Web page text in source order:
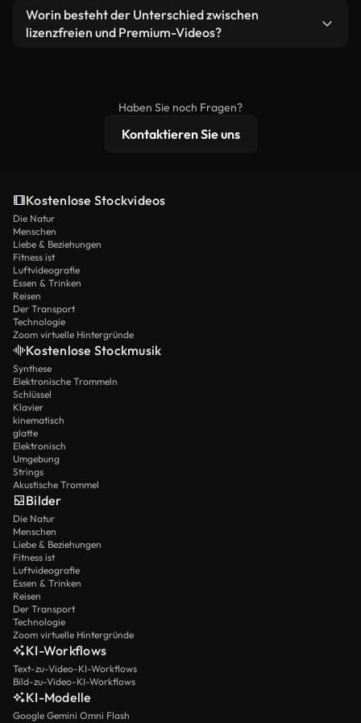
weiterverbreiten.
Videomaterial.
Ja. Sie dürfen unsere Videos gerne kürzen,
bearbeiten oder neu zusammenstellen. Achten Sie
Worin besteht der Unterschied zwischen
lizenzfreien und Premium-Videos?
erweiterten Lizenzschutz bieten.
Haben Sie noch Fragen?
Kontaktieren Sie uns
Kostenlose Stockvideos
Die Natur
Menschen
Liebe & Beziehungen
Fitness ist
Luftvideografie
Essen & Trinken
Reisen
Der Transport
Technologie
Zoom virtuelle Hintergründe
Kostenlose Stockmusik
Synthese
Elektronische Trommeln
Schlüssel
Klavier
kinematisch
glatte
Elektronisch
Umgebung
Strings
Akustische Trommel
Bilder
Die Natur
Menschen
Liebe & Beziehungen
Fitness ist
Luftvideografie
Essen & Trinken
Reisen
Der Transport
Technologie
Zoom virtuelle Hintergründe
KI-Workflows
Text-zu-Video-KI-Workflows
Bild-zu-Video-KI-Workflows
KI-Modelle
Google Gemini Omni Flash